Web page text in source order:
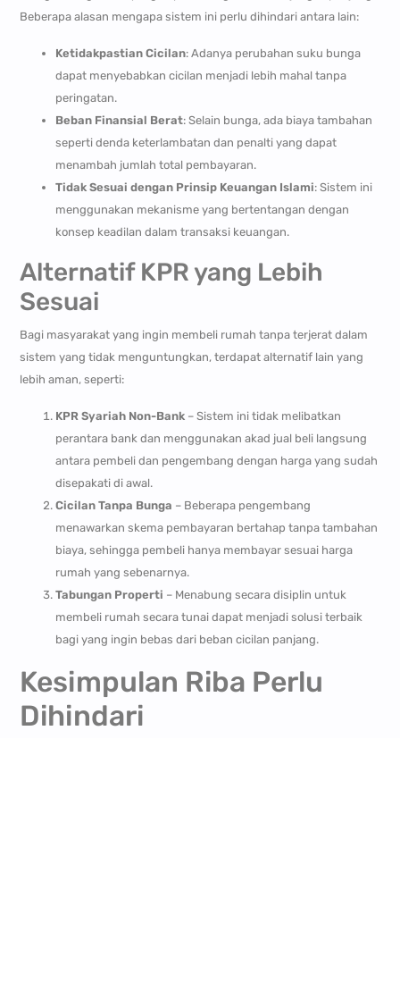
Beberapa alasan mengapa sistem ini perlu dihindari antara lain:
Ketidakpastian Cicilan: Adanya perubahan suku bunga
dapat menyebabkan cicilan menjadi lebih mahal tanpa
peringatan.
Beban Finansial Berat: Selain bunga, ada biaya tambahan
seperti denda keterlambatan dan penalti yang dapat
menambah jumlah total pembayaran.
Tidak Sesuai dengan Prinsip Keuangan Islami: Sistem ini
menggunakan mekanisme yang bertentangan dengan
konsep keadilan dalam transaksi keuangan.
Alternatif KPR yang Lebih
Sesuai
Bagi masyarakat yang ingin membeli rumah tanpa terjerat dalam
sistem yang tidak menguntungkan, terdapat alternatif lain yang
lebih aman, seperti:
KPR Syariah Non-Bank– Sistem ini tidak melibatkan
perantara bank dan menggunakan akad jual beli langsung
antara pembeli dan pengembang dengan harga yang sudah
disepakati di awal.
Cicilan Tanpa Bunga – Beberapa pengembang
menawarkan skema pembayaran bertahap tanpa tambahan
biaya, sehingga pembeli hanya membayar sesuai harga
rumah yang sebenarnya.
Tabungan Properti – Menabung secara disiplin untuk
membeli rumah secara tunai dapat menjadi solusi terbaik
bagi yang ingin bebas dari beban cicilan panjang.
Kesimpulan Riba Perlu
Dihindari